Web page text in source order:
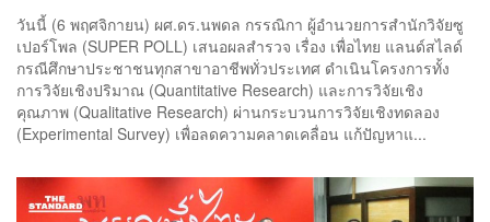
วันนี้ (6 พฤศจิกายน) ผศ.ดร.นพดล กรรณิกา ผู้อำนวยการสำนักวิจัยซู
เปอร์โพล (SUPER POLL) เสนอผลสำรวจ เรื่อง เพื่อไทย แลนด์สไลด์
กรณีศึกษาประชาชนทุกสาขาอาชีพทั่วประเทศ ดำเนินโครงการทั้ง
การวิจัยเชิงปริมาณ (Quantitative Research) และการวิจัยเชิง
คุณภาพ (Qualitative Research) ผ่านกระบวนการวิจัยเชิงทดลอง
(Experimental Survey) เพื่อลดความคลาดเคลื่อน แก้ปัญหาแ...